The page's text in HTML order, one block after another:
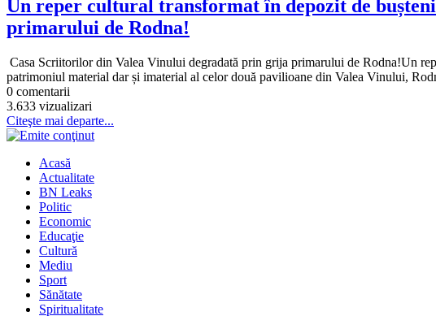
Un reper cultural transformat în depozit de
primarului de Rodna!
Casa Scriitorilor din Valea Vinului degradată prin grija primarului de Rodna!Un
patrimoniul material dar și imaterial al celor două pavilioane din Valea Vinului,
0 comentarii
3.633 vizualizari
Citeşte mai departe...
Acasă
Actualitate
BN Leaks
Politic
Economic
Educaţie
Cultură
Mediu
Sport
Sănătate
Spiritualitate